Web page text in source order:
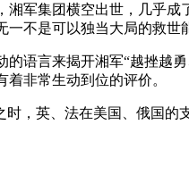
军集团横空出世，几乎
不是可以独当大局的救世
语言来揭开湘军“越挫
非常生动到位的评价。
时，英、法在美国、俄国